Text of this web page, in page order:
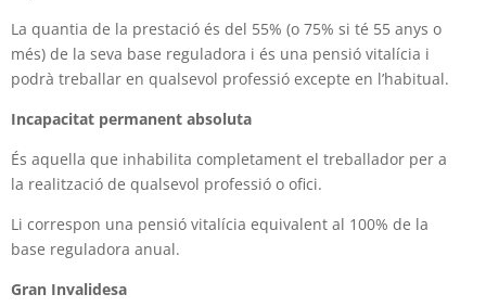
La quantia de la prestació és del 55% (o 75% si té 55 anys o
més) de la seva base reguladora i és una pensió vitalícia i
podrà treballar en qualsevol professió excepte en l’habitual.
Incapacitat permanent absoluta
És aquella que inhabilita completament el treballador per a
la realització de qualsevol professió o ofici.
Li correspon una pensió vitalícia equivalent al 100% de la
base reguladora anual.
Gran Invalidesa